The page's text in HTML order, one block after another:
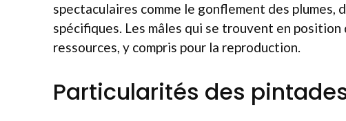
spectaculaires comme le gonflement des plumes,
spécifiques. Les mâles qui se trouvent en
ressources, y compris pour la reproduction.
Particularités des